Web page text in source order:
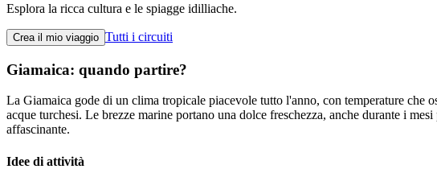
Esplora la ricca cultura e le spiagge idilliache.
Crea il mio viaggio Tutti i circuiti
Giamaica: quando partire?
La Giamaica gode di un clima tropicale piacevole tutto l'anno, con temperature che
acque turchesi. Le brezze marine portano una dolce freschezza, anche durante i
affascinante.
Idee di attività